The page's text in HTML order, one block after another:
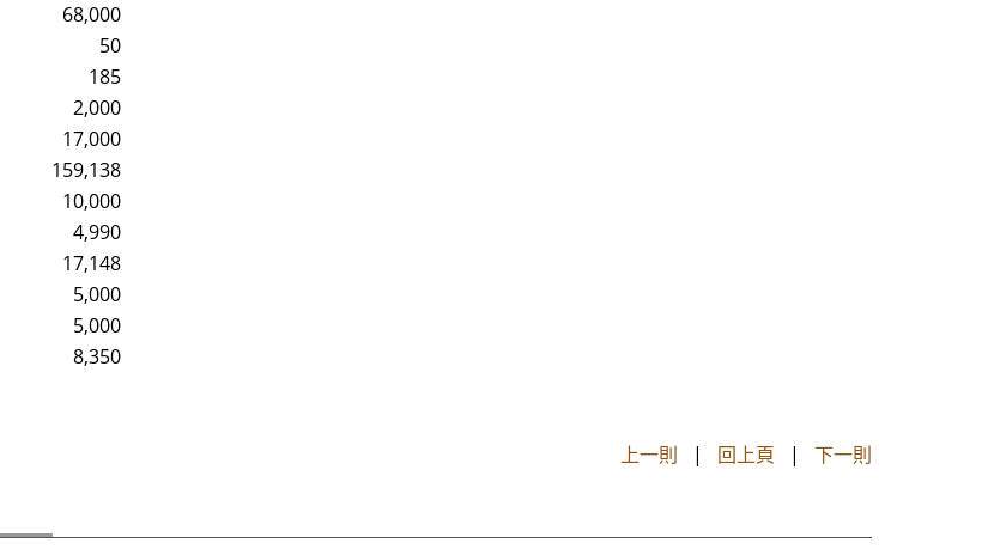
68,000
50
185
2,000
17,000
159,138
10,000
4,990
17,148
5,000
5,000
8,350
上一則 | 回上頁 | 下一則